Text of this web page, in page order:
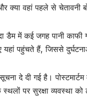
क्या वहां पहले से चेतावनी
डैम में कई जगह पानी
पहुंचते हैं, जिससे
दे दी गई है।
पर सुरक्षा व्यवस्था